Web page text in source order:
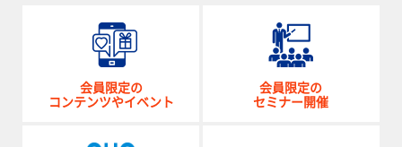
会員限定の
コンテンツやイベント
会員限定の
セミナー開催